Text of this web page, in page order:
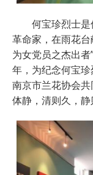
何宝珍烈士
革命家，在雨花台
为女党员之杰出
年，为纪念何宝
南京市兰花协会共
体静，清则久，静